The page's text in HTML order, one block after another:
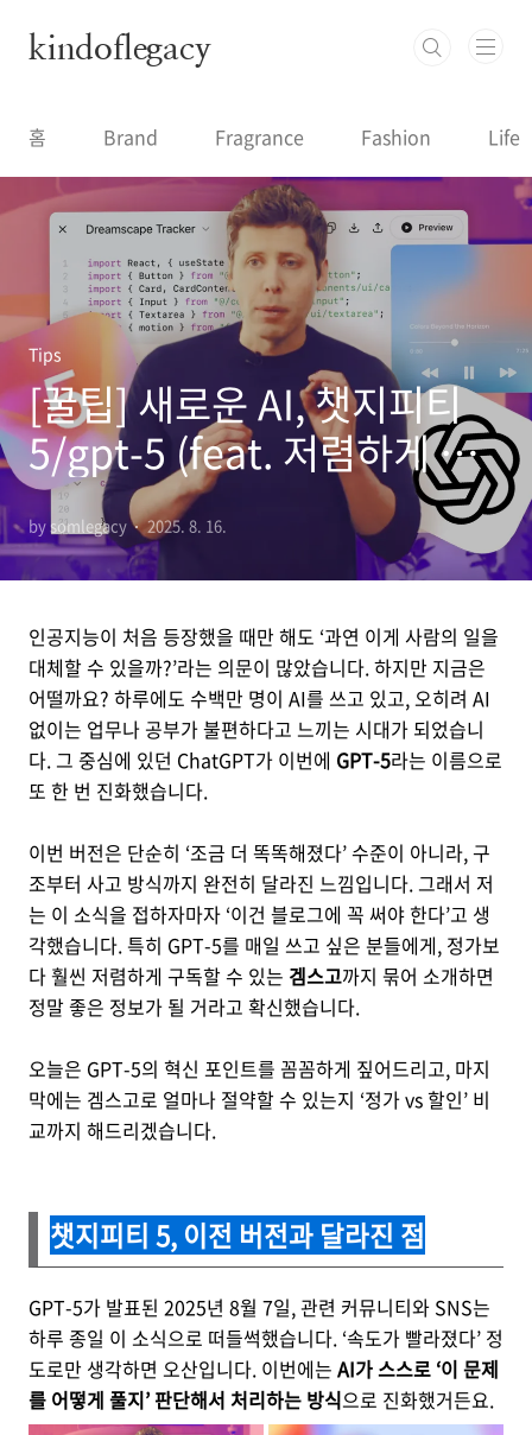
kindoflegacy
홈 Brand Fragrance Fashion Life
Tips
[꿀팁] 새로운 AI, 챗지피티
5/gpt-5 (feat. 저렴하게 구
독하기)
by somlegacy 2025. 8. 16.
인공지능이 처음 등장했을 때만 해도 ‘과연 이게 사람의 일을
대체할 수 있을까?’라는 의문이 많았습니다. 하지만 지금은
어떨까요? 하루에도 수백만 명이 AI를 쓰고 있고, 오히려 AI
없이는 업무나 공부가 불편하다고 느끼는 시대가 되었습니
다. 그 중심에 있던 ChatGPT가 이번에 GPT-5라는 이름으로
또 한 번 진화했습니다.
이번 버전은 단순히 ‘조금 더 똑똑해졌다’ 수준이 아니라, 구
조부터 사고 방식까지 완전히 달라진 느낌입니다. 그래서 저
는 이 소식을 접하자마자 ‘이건 블로그에 꼭 써야 한다’고 생
각했습니다. 특히 GPT-5를 매일 쓰고 싶은 분들에게, 정가보
다 훨씬 저렴하게 구독할 수 있는 겜스고까지 묶어 소개하면
정말 좋은 정보가 될 거라고 확신했습니다.
오늘은 GPT-5의 혁신 포인트를 꼼꼼하게 짚어드리고, 마지
막에는 겜스고로 얼마나 절약할 수 있는지 ‘정가 vs 할인’ 비
교까지 해드리겠습니다.
챗지피티 5, 이전 버전과 달라진 점
GPT-5가 발표된 2025년 8월 7일, 관련 커뮤니티와 SNS는
하루 종일 이 소식으로 떠들썩했습니다. ‘속도가 빨라졌다’ 정
도로만 생각하면 오산입니다. 이번에는 AI가 스스로 ‘이 문제
를 어떻게 풀지’ 판단해서 처리하는 방식으로 진화했거든요.